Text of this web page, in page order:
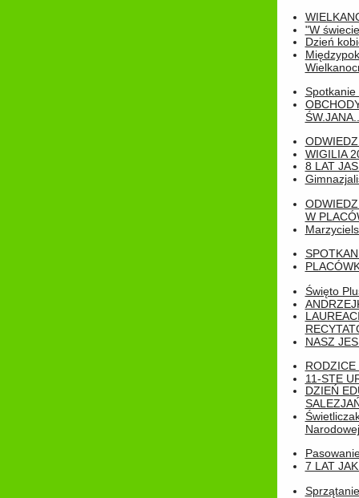
"W
Dzień
Spotkanie
WIGILIA
8 LAT
W
Święto
NASZ
RODZICE
11-STE
DZIEŃ
Narodowej
7 LAT